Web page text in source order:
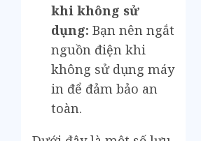
khi không sử
dụng: Bạn nên ngắt
nguồn điện khi
không sử dụng máy
in để đảm bảo an
toàn.